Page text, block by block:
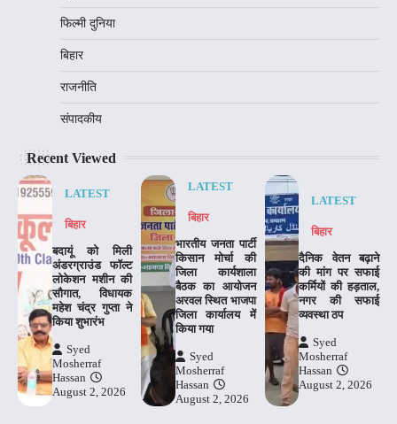
फिल्मी दुनिया
बिहार
राजनीति
संपादकीय
Recent Viewed
LATEST
बिहार
बदायूं को मिली
अंडरग्राउंड फॉल्ट
लोकेशन मशीन की
सौगात, विधायक
महेश चंद्र गुप्ता ने
किया शुभारंभ
Syed
Mosherraf
Hassan
August 2, 2026
LATEST
बिहार
भारतीय जनता पार्टी
किसान मोर्चा की
जिला कार्यशाला
बैठक का आयोजन
अरवल स्थित भाजपा
जिला कार्यालय में
किया गया
Syed
Mosherraf
Hassan
August 2, 2026
LATEST
बिहार
दैनिक वेतन बढ़ाने
की मांग पर सफाई
कर्मियों की हड़ताल,
नगर की सफाई
व्यवस्था ठप
Syed
Mosherraf
Hassan
August 2, 2026